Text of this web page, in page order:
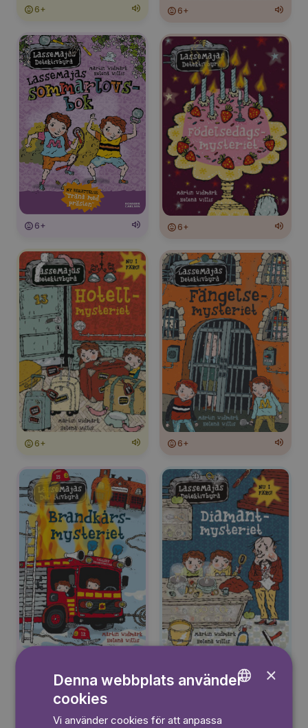
6+ 6+
6+ 6+
6+ 6+
×
Denna webbplats använder
cookies
Vi använder cookies för att anpassa